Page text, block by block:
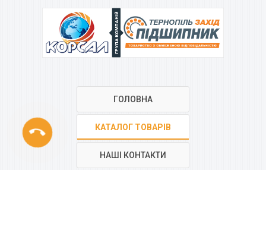
phone
ГРУПА КОМПАНІЙ
ГОЛОВНА
КАТАЛОГ ТОВАРІВ
НАШІ КОНТАКТИ